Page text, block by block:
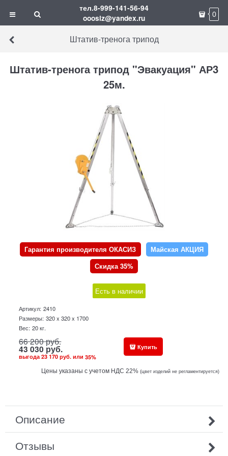
тел.8-999-141-56-94
ooosiz@yandex.ru
0
Штатив-тренога трипод
Штатив-тренога трипод "Эвакуация" АР3
25м.
Гарантия производителя ОКАСИЗ
Майская АКЦИЯ
Скидка 35%
Есть в наличии
Артикул: 2410
Размеры: 320 x 320 x 1700
Вес: 20кг.
66 200руб.
43 030 руб.
выгода23 170 руб. или35%
Купить
Цены указаны с учетом НДС 22%(цвет изделий не регламентируется)
Описание
Отзывы